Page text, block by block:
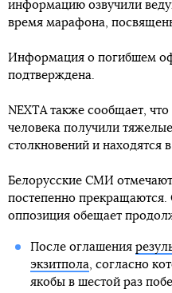
информацию озвучили
время марафона,
Информация о погибшем
подтверждена.
NEXTA также сообщает,
человека получили
столкновений и находятся
Белорусские СМИ
постепенно прекращаются.
оппозиция обещает
После оглашения
экзитпола, согласно
якобы в шестой раз